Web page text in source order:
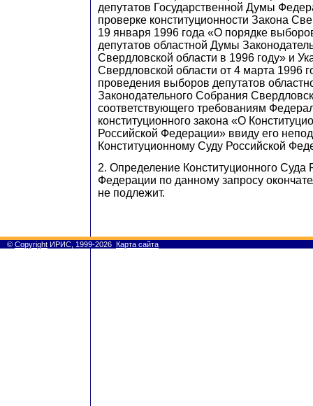
депутатов Государственной Думы
проверке конституционности Закона
19 января 1996 года «О порядке
депутатов областной Думы
Свердловской области в 1996 году» и
Свердловской области от 4 марта 1996
проведения выборов депутатов
Законодательного Собрания
соответствующего требованиям
конституционного закона «О
Российской Федерации» ввиду его
Конституционному Суду Российской
2. Определение Конституционного Суда
Федерации по данному запросу
не подлежит.
© Copyright ИРИС, 1999-2026 Карта сайта